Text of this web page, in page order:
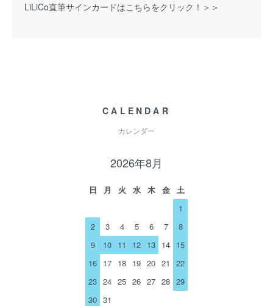
LiLiCo直筆サインカードはこちらをクリック！＞＞
CALENDAR
カレンダー
2026年8月
日 月 火 水 木 金
土
1
2
3 4 5 6 7
8
9
10 11 12 13 14 15
16 17 18 19 20 21
22
23 24 25 26 27 28 29
30 31